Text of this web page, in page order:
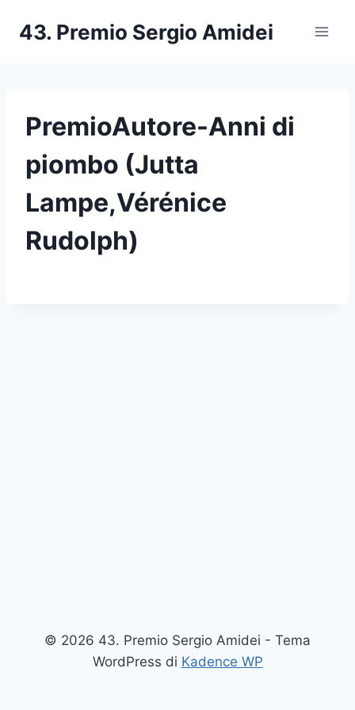
43. Premio Sergio Amidei
PremioAutore-Anni di
piombo (Jutta
Lampe,Vérénice
Rudolph)
© 2026 43. Premio Sergio Amidei - Tema
WordPress di Kadence WP